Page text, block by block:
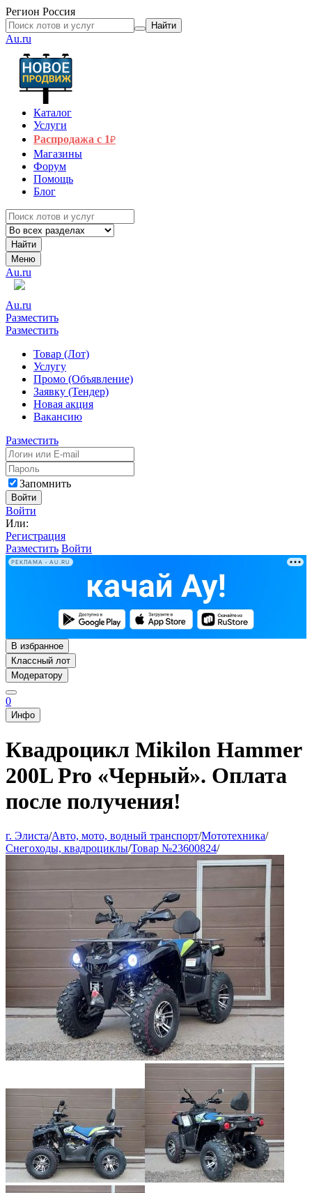
Регион Россия
Найти
Au.ru
Каталог
Услуги
Распродажа с 1₽
Магазины
Форум
Помощь
Блог
Найти
Меню
Au.ru
Au.ru
Разместить
Разместить
Товар (Лот)
Услугу
Промо (Объявление)
Заявку (Тендер)
Новая акция
Вакансию
Разместить
Запомнить
Войти
Войти
Или:
Регистрация
Разместить Войти
РЕКЛАМА • AU.RU
В избранное
Классный лот
Модератору
0
Инфо
Квадроцикл Mikilon Hammer
200L Pro «Черный». Оплата
после получения!
г. Элиста/Авто, мото, водный транспорт/Мототехника/
Снегоходы, квадроциклы/Товар №23600824/